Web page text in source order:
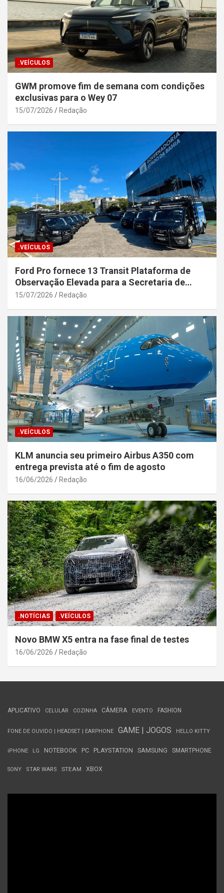
.VEÍCULOS
GWM promove fim de semana com condições
exclusivas para o Wey 07
15/07/2026 Redação
.VEÍCULOS
Ford Pro fornece 13 Transit Plataforma de
Observação Elevada para a Secretaria de
Segurança Pública da Bahia
15/07/2026 Redação
.VEÍCULOS
KLM anuncia seu primeiro Airbus A350 com
entrega prevista até o fim de agosto
16/06/2026 Redação
.NOTÍCIAS .VEÍCULOS
Novo BMW X5 entra na fase final de testes
16/06/2026 Redação
APLICATIVO CELULAR COZINHA CÂMERA EVENTO FASHION
FONE DE OUVIDO | HEADSET | EARPHONE GAME | JOGOS HELLO KITTY
iPHONE LG NOTEBOOK PC PLAYSTATION SAMSUNG SMARTPHONE
SONY STAR WARS STEAM XBOX